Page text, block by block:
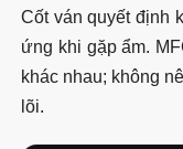
Cốt ván quyết định
ứng khi gặp ẩm.
khác nhau; không
lõi.